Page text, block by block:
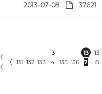
2013-07-08 37621
〈
〈
〈 131 132 133
13
4
135 136
13
7
13
8